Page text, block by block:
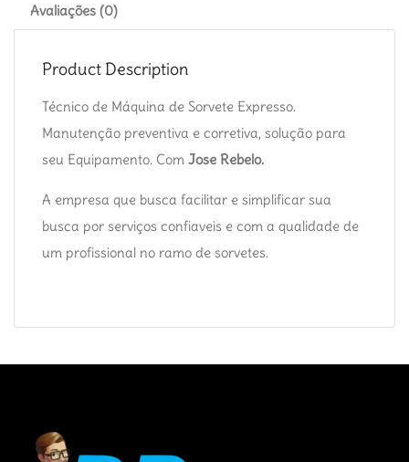
Avaliações (0)
Product Description
Técnico de Máquina de Sorvete Expresso.
Manutenção preventiva e corretiva, solução para
seu Equipamento. Com Jose Rebelo.
A empresa que busca facilitar e simplificar sua
busca por serviços confiaveis e com a qualidade de
um profissional no ramo de sorvetes.